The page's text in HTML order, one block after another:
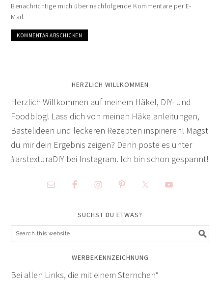
Benachrichtige mich über nachfolgende Kommentare per E-
Mail.
HERZLICH WILLKOMMEN
Herzlich Willkommen auf meinem Häkel, DIY- und
Foodblog! Lass dich von meinen Häkelanleitungen,
Bastelideen und leckeren Rezepten inspirieren! Magst
du mir dein Ergebnis zeigen? Dann poste es unter
#arstexturaDIY bei Instagram. Ich bin schon gespannt!
SUCHST DU ETWAS?
WERBEKENNZEICHNUNG
Bei allen Links, die mit einem Sternchen*